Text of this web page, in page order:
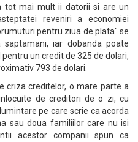
tot mai mult ii datorii si are un
reveniri a economiei
pentru ziua de plata" se
iar dobanda poate
un credit de 325 de dolari,
793 de dolari.
criza creditelor, o mare parte a
de creditori de o zi, cu
pe care scrie ca acorda
sau doua familiilor care nu isi
acestor companii spun ca